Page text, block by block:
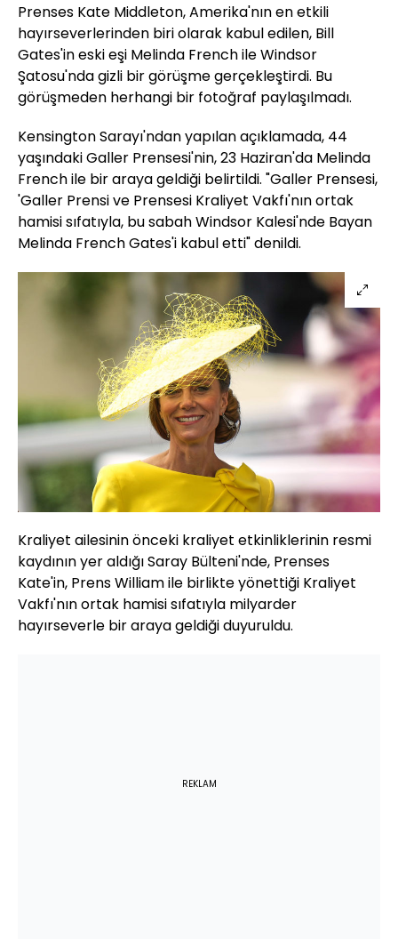
Prenses Kate Middleton, Amerika'nın en etkili
hayırseverlerinden biri olarak kabul edilen, Bill
Gates'in eski eşi Melinda French ile Windsor
Şatosu'nda gizli bir görüşme gerçekleştirdi. Bu
görüşmeden herhangi bir fotoğraf paylaşılmadı.
Kensington Sarayı'ndan yapılan açıklamada, 44
yaşındaki Galler Prensesi'nin, 23 Haziran'da Melinda
French ile bir araya geldiği belirtildi. "Galler Prensesi,
'Galler Prensi ve Prensesi Kraliyet Vakfı'nın ortak
hamisi sıfatıyla, bu sabah Windsor Kalesi'nde Bayan
Melinda French Gates'i kabul etti" denildi.
Kraliyet ailesinin önceki kraliyet etkinliklerinin resmi
kaydının yer aldığı Saray Bülteni'nde, Prenses
Kate'in, Prens William ile birlikte yönettiği Kraliyet
Vakfı'nın ortak hamisi sıfatıyla milyarder
hayırseverle bir araya geldiği duyuruldu.
REKLAM